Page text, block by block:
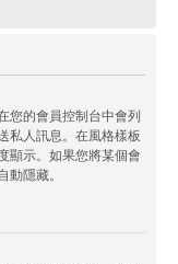
您的會員控制台中會列
私人訊息。在風格樣板
顯示。如果您將某個會
動隱藏。